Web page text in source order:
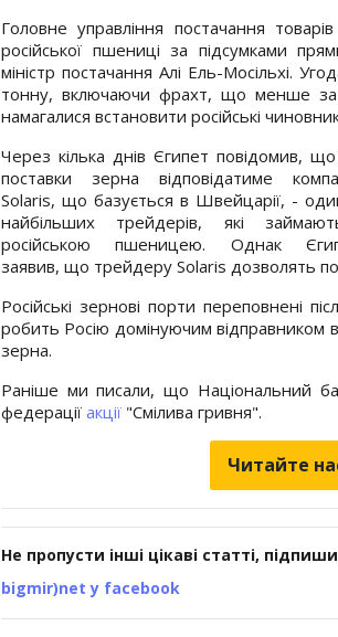
Головне управління постачання
російської пшениці за підсумками
міністр постачання Алі Ель-Мосільхі.
тонну, включаючи фрахт, що менше за
намагалися встановити російські
Через кілька днів Єгипет повідомив,
поставки зерна відповідатиме
Solaris, що базується в Швейцарії, -
найбільших трейдерів, які
російською пшеницею. Однак
заявив, що трейдеру Solaris дозволять
Російські зернові порти переповнені
робить Росію домінуючим відправником
зерна.
Раніше ми писали, що Національний
федерації акції "Смілива гривня".
Читайте
Не пропусти інші цікаві статті,
bigmir)net у facebook